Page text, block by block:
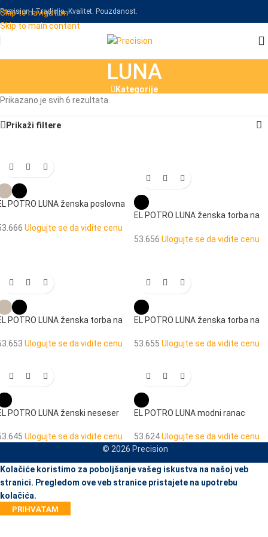
Skip to navigation
Skip to main content
Precision | Tradicija. Kvalitet. Pouzdanost.
LUNA
Kategorije
Prikazano je svih 6 rezultata
Prikaži filtere
POTRO LUNA ženska poslovna
Ulogujte se da vidite cenu
EL POTRO LUNA ženska torba na
53.656 Ulogujte se da vidite cenu
POTRO LUNA ženska torba na
Ulogujte se da vidite cenu
EL POTRO LUNA ženska torba na
53.655 Ulogujte se da vidite cenu
POTRO LUNA ženski neseser
Ulogujte se da vidite cenu
EL POTRO LUNA modni ranac
53.624Ulogujte se da vidite cenu
© 2026 Precision
When autocomplete results are available use up and down arrows
Kolačiće koristimo za poboljšanje vašeg iskustva na našoj veb
stranici. Pregledom ove veb stranice pristajete na upotrebu
kolačića.
PRIHVATAM